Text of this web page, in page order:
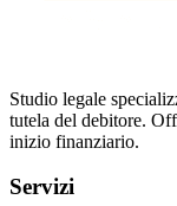
Studio legale
tutela del debitore.
inizio finanziario.
Servizi